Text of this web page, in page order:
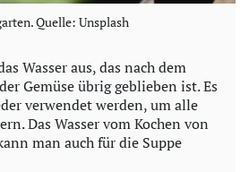
Quelle: Unsplash
Wasser aus, das nach dem
Gemüse übrig geblieben ist. Es
verwendet werden, um alle
Das Wasser vom Kochen von
man auch für die Suppe